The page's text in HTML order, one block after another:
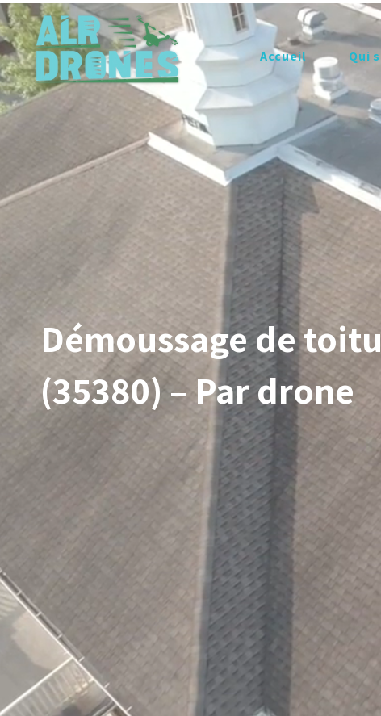
Accueil Qui
Démoussage de
(35380) – Par drone